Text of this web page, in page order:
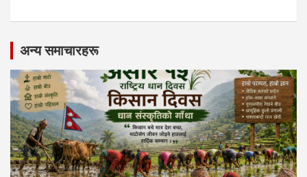
अन्य समाचारहरू